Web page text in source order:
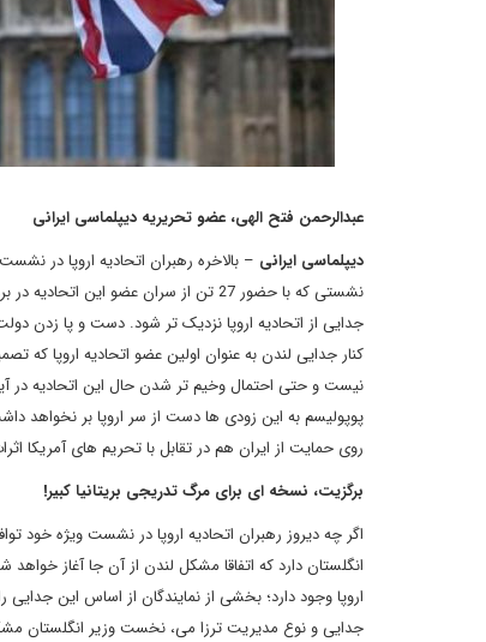
عبدالرحمن فتح الهی، عضو تحریریه دیپلماسی ایرانی
دیپلماسی ایرانی – بالاخره رهبران اتحادیه اروپا در
نشستی که با حضور 27 تن از سران عضو
جدایی از اتحادیه اروپا نزدیک تر شود. دست و پا زدن
کنار جدایی لندن به عنوان اولین عضو اتحادیه اروپا که
نیست و حتی احتمال وخیم تر شدن حال این اتحادیه در
پوپولیسم به این زودی ها دست از سر اروپا بر نخواهد
روی حمایت از ایران هم در تقابل با تحریم های آمریکا
برگزیت، نسخه ای برای مرگ تدریجی بریتانیا کبیر!
اگر چه دیروز رهبران اتحادیه اروپا در نشست ویژه خود
انگلستان دارد که اتفاقا مشکل لندن از آن جا آغاز
اروپا وجود دارد؛ بخشی از نمایندگان از اساس این
جدایی و نوع مدیریت ترزا می، نخست وزیر انگلستان